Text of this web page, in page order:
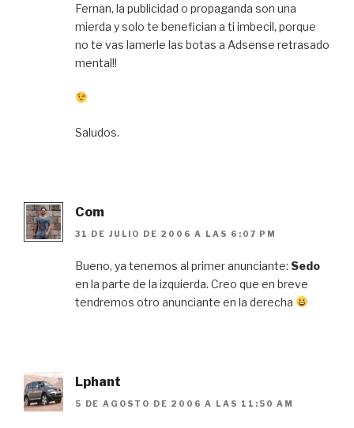
Fernan, la publicidad o propaganda son una
mierda y solo te benefician a ti imbecil, porque
no te vas lamerle las botas a Adsense retrasado
mental!!
Saludos.
Com
31 DE JULIO DE 2006 A LAS 6:07 PM
Bueno, ya tenemos al primer anunciante: Sedo
en la parte de la izquierda. Creo que en breve
tendremos otro anunciante en la derecha
Lphant
5 DE AGOSTO DE 2006 A LAS 11:50 AM